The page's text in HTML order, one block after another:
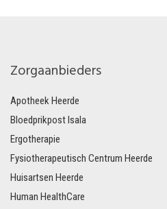
Zorgaanbieders
Apotheek Heerde
Bloedprikpost Isala
Ergotherapie
Fysiotherapeutisch Centrum Heerde
Huisartsen Heerde
Human HealthCare